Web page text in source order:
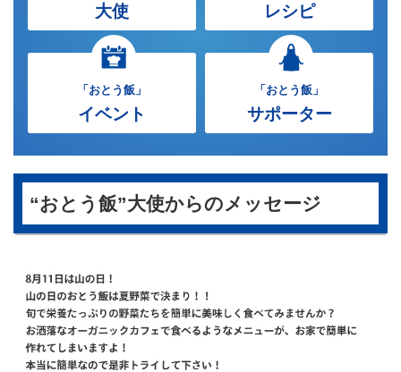
大使 レシピ
「おとう飯」
イベント
「おとう飯」
サポーター
“おとう飯”大使からのメッセージ